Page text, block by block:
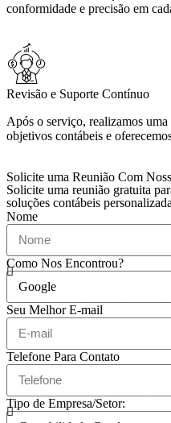
conformidade e precisão em
Revisão e Suporte Contínuo
Após o serviço, realizamos
objetivos contábeis e
Solicite uma Reunião Com
Solicite uma reunião gratuita
soluções contábeis
Nome
Como Nos Encontrou?
Seu Melhor E-mail
Telefone Para Contato
Tipo de Empresa/Setor: